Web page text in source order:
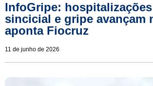
InfoGripe:
sincicial e gripe avançam
aponta Fiocruz
11 de junho de 2026